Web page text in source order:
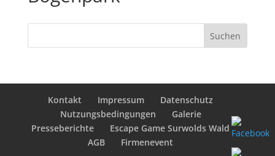
Kontakt Impressum
Datenschutz
Nutzungsbedingungen
Galerie
Presseberichte
Escape Game Surwolds Wald
AGB
Firmenevent